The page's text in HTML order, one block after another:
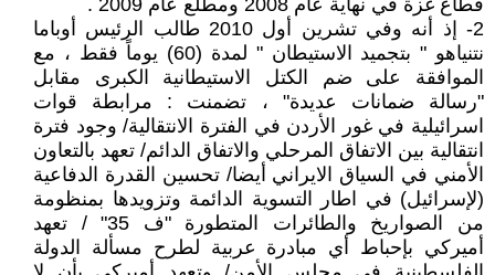
قطاع غزة في نهاية عام 2008 ومطلع عام 2009 .
2- إذ أنه وفي تشرين أول 2010 طالب الرئيس أوباما
نتنياهو " بتجميد الاستيطان " لمدة (60) يوماً فقط ، مع
الموافقة على ضم الكتل الاستيطانية الكبرى مقابل
"رسالة ضمانات عديدة" ، تضمنت : مرابطة قوات
اسرائيلية في غور الأردن في الفترة الانتقالية/ وجود فترة
انتقالية بين الاتفاق المرحلي والاتفاق الدائم/ تعهد بالتعاون
الأمني في السياق الايراني أيضا/ تحسين القدرة الدفاعية
(لإسرائيل) في اطار التسوية الدائمة وتزويدها بمنظومة
من الصواريخ والطائرات المتطورة "ف 35" / تعهد
أميركي بإحباط أي مبادرة عربية لطرح مسألة الدولة